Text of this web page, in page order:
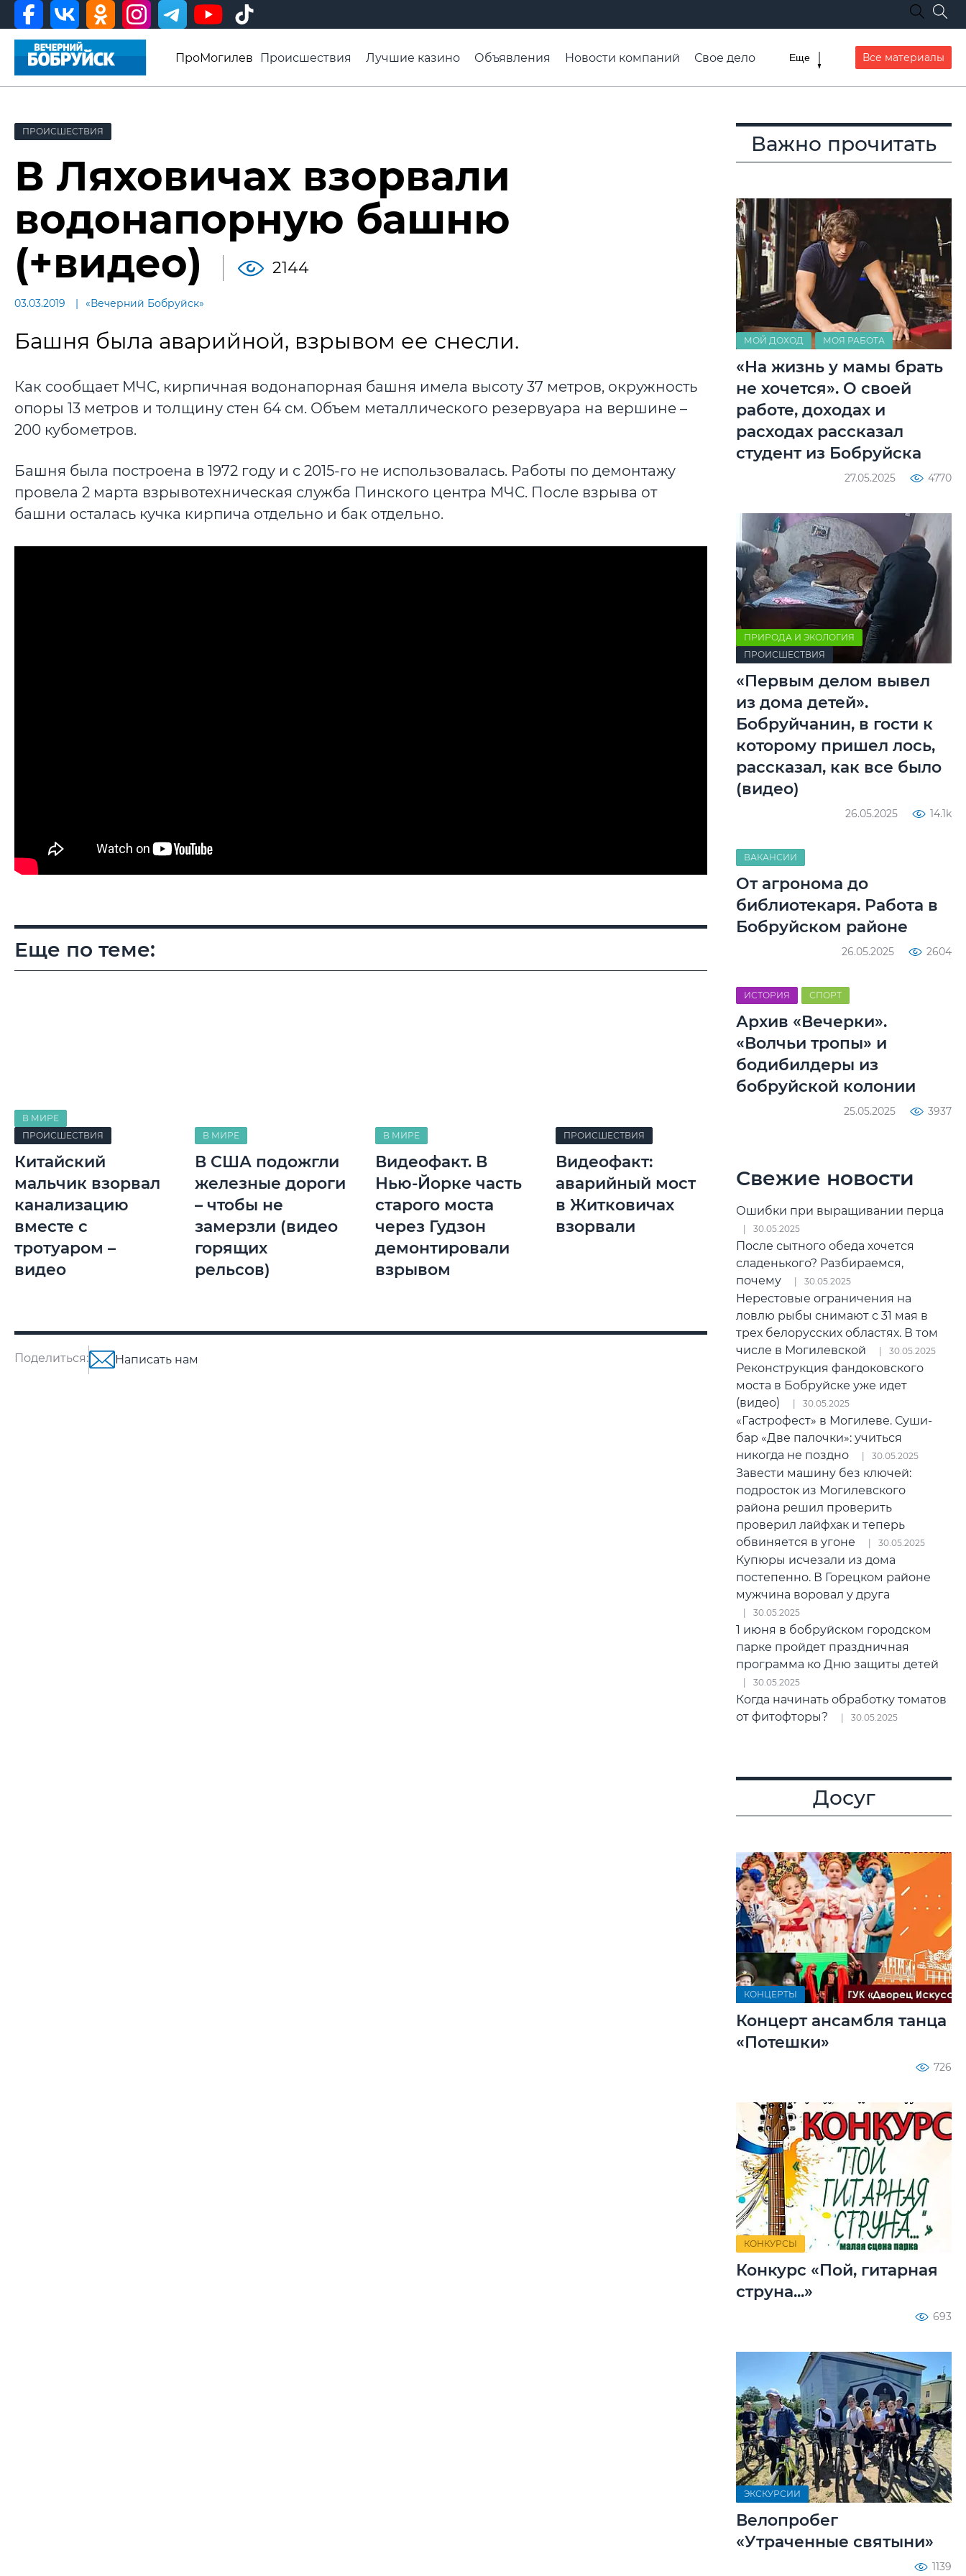
ПроМогилев Происшествия Лучшие казино Объявления Новости компаний
Свое дело
Видео ВБ
Еще Все материалы
ПРОИСШЕСТВИЯ
В Ляховичах взорвали
водонапорную башню
(+видео)
2144
03.03.2019 «Вечерний Бобруйск»
Башня была аварийной, взрывом ее снесли.
Как сообщает МЧС, кирпичная водонапорная башня имела высоту 37 метров, окружность
опоры 13 метров и толщину стен 64 см. Объем металлического резервуара на вершине –
200 кубометров.
Башня была построена в 1972 году и с 2015-го не использовалась. Работы по демонтажу
провела 2 марта взрывотехническая служба Пинского центра МЧС. После взрыва от
башни осталась кучка кирпича отдельно и бак отдельно.
Еще по теме:
В МИРЕ
ПРОИСШЕСТВИЯ
Китайский
мальчик взорвал
канализацию
вместе с
тротуаром –
видео
В МИРЕ
В США подожгли
железные дороги
– чтобы не
замерзли (видео
горящих
рельсов)
В МИРЕ
Видеофакт. В
Нью-Йорке часть
старого моста
через Гудзон
демонтировали
взрывом
ПРОИСШЕСТВИЯ
Видеофакт:
аварийный мост
в Житковичах
взорвали
Поделиться: Написать нам
Важно прочитать
МОЙ ДОХОД МОЯ РАБОТА
«На жизнь у мамы брать
не хочется». О своей
работе, доходах и
расходах рассказал
студент из Бобруйска
27.05.2025 4770
ПРИРОДА И ЭКОЛОГИЯ
ПРОИСШЕСТВИЯ
«Первым делом вывел
из дома детей».
Бобруйчанин, в гости к
которому пришел лось,
рассказал, как все было
(видео)
26.05.2025 14.1k
ВАКАНСИИ
От агронома до
библиотекаря. Работа в
Бобруйском районе
26.05.2025 2604
ИСТОРИЯ СПОРТ
Архив «Вечерки».
«Волчьи тропы» и
бодибилдеры из
бобруйской колонии
25.05.2025 3937
Свежие новости
Ошибки при выращивании перца
30.05.2025
После сытного обеда хочется
сладенького? Разбираемся,
почему
30.05.2025
Нерестовые ограничения на
ловлю рыбы снимают с 31 мая в
трех белорусских областях. В том
числе в Могилевской
30.05.2025
Реконструкция фандоковского
моста в Бобруйске уже идет
(видео)
30.05.2025
«Гастрофест» в Могилеве. Суши-
бар «Две палочки»: учиться
никогда не поздно
30.05.2025
Завести машину без ключей:
подросток из Могилевского
района решил проверить
проверил лайфхак и теперь
обвиняется в угоне
30.05.2025
Купюры исчезали из дома
постепенно. В Горецком районе
мужчина воровал у друга
30.05.2025
1 июня в бобруйском городском
парке пройдет праздничная
программа ко Дню защиты детей
30.05.2025
Когда начинать обработку томатов
от фитофторы?
30.05.2025
Досуг
КОНЦЕРТЫ
Концерт ансамбля танца
«Потешки»
726
КОНКУРСЫ
Конкурс «Пой, гитарная
струна...»
693
ЭКСКУРСИИ
Велопробег
«Утраченные святыни»
1139